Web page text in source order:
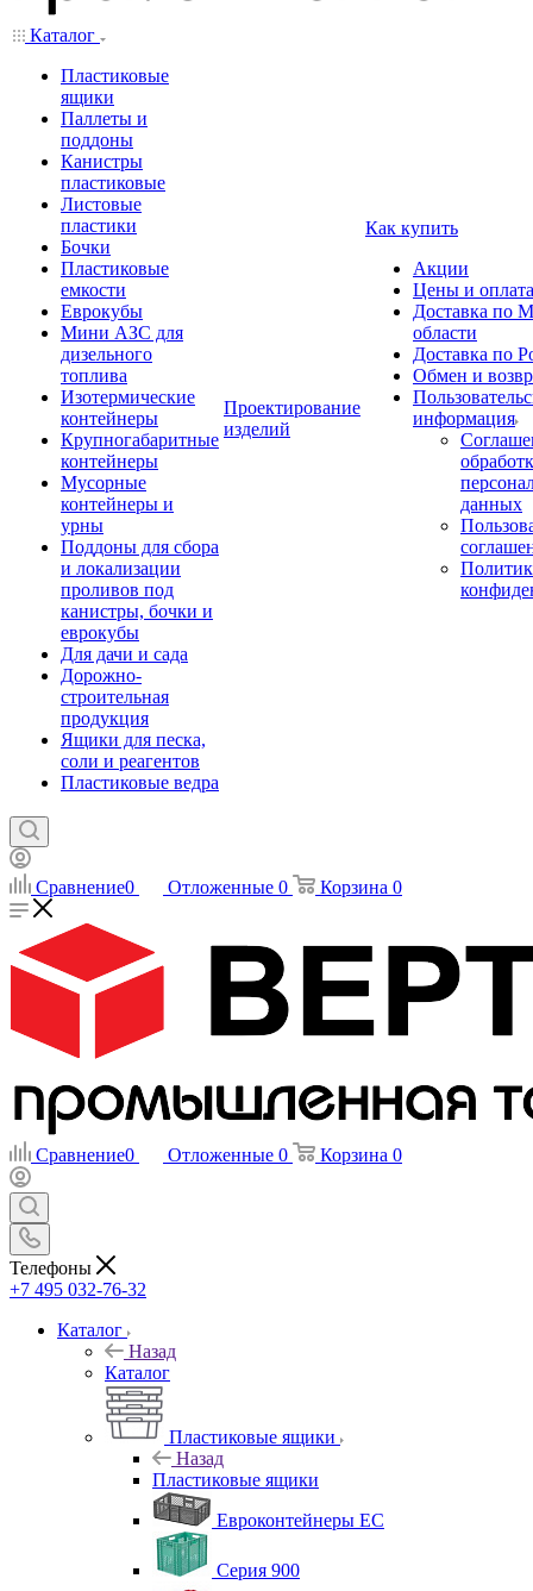
Каталог
Пластиковые
ящики
Паллеты и
поддоны
Канистры
пластиковые
Листовые
пластики
Бочки
Пластиковые
емкости
Еврокубы
Мини АЗС для
дизельного
топлива
Изотермические
контейнеры
Крупногабаритные
контейнеры
Мусорные
контейнеры и
урны
Поддоны для сбора
и локализации
проливов под
канистры, бочки и
еврокубы
Для дачи и сада
Дорожно-
строительная
продукция
Ящики для песка,
соли и реагентов
Пластиковые ведра
Проектирование
изделий
Как купить
Акции
Цены и оплата
Доставка по
области
Доставка по
Обмен и
информация
данных
Сравнение0 Отложенные 0 Корзина 0
Сравнение0 Отложенные 0 Корзина 0
Телефоны
+7 495 032-76-32
Каталог
Назад
Каталог
Пластиковые ящики
Назад
Пластиковые ящики
Евроконтейнеры ЕС
Серия 900